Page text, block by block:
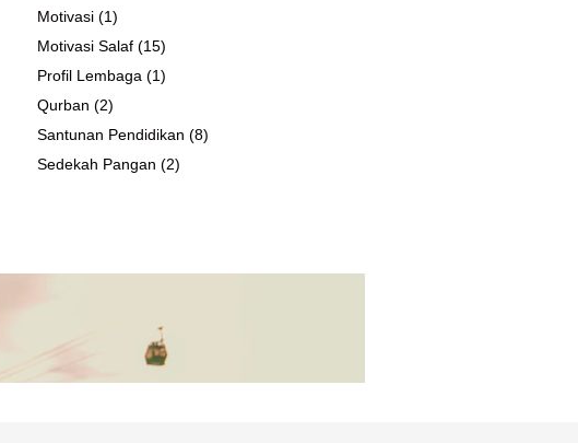
Motivasi (1)
Motivasi Salaf (15)
Profil Lembaga (1)
Qurban (2)
Santunan Pendidikan (8)
Sedekah Pangan (2)